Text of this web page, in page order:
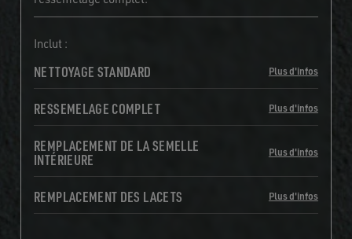
Inclut :
NETTOYAGE STANDARD Plus d'infos
RESSEMELAGE COMPLET Plus d'infos
REMPLACEMENT DE LA SEMELLE
INTÉRIEURE Plus d'infos
REMPLACEMENT DES LACETS Plus d'infos